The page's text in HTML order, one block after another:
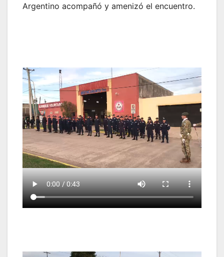
Argentino acompañó y amenizó el encuentro.